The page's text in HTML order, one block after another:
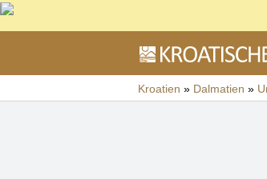
Kroatien » Dalmatien »